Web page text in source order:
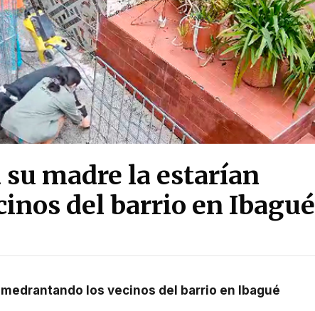
madre la estarían
del barrio en Ibagué
los vecinos del barrio en Ibagué